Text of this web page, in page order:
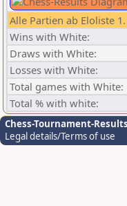
Alle Partien ab Eloliste 1.
Wins with White:
Draws with White:
Losses with White:
Total games with White:
Total % with white:
Chess-Tournament-
Legal details/Terms of use